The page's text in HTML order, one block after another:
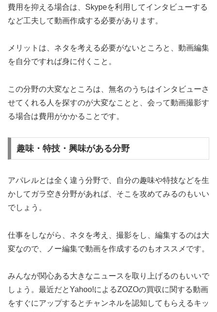
費用を抑える場合は、Skypeを利用してインタビューする
など工夫して動画作成する必要があります。
メリットは、ネタを考える必要がないところと、動画編集
を自分ですれば身に付くこと。
この分野の大変なところは、無名のうちはインタビューさ
せてくれる人を探すのが大変なことと、会って動画撮影す
る場合は費用がかかることです。
趣味・特技・興味がある分野
アパレルとは全く違う分野で、自分の趣味や特技などを生
かしてガラ空き分野があれば、そこを攻めてみるのもいい
でしょう。
仕事をしながら、ネタを考え、撮影をし、編集するのは大
変なので、ノー編集で動画を作成するのもオススメです。
みんなが関心ある大きなニュースを取り上げるのもいいで
しょう。最近だとYahoo!によるZOZOの買収に関する動画
をすぐにアップするとチャンネルを認知してもらえるキッ